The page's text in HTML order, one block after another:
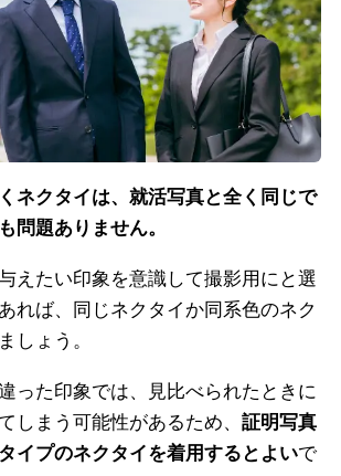
ネクタイは、就活写真と全く同じで
問題ありません。
えたい印象を意識して撮影用にと選
れば、同じネクタイか同系色のネク
しょう。
った印象では、見比べられたときに
しまう可能性があるため、 証明写真
イプのネクタイを着用するとよいで